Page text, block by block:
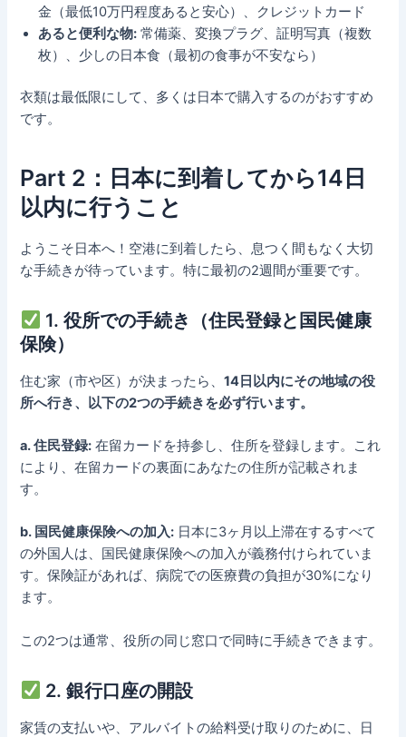
金（最低10万円程度あると安心）、クレジットカード
あると便利な物: 常備薬、変換プラグ、証明写真（複数
枚）、少しの日本食（最初の食事が不安なら）
衣類は最低限にして、多くは日本で購入するのがおすすめ
です。
Part 2：日本に到着してから14日
以内に行うこと
ようこそ日本へ！空港に到着したら、息つく間もなく大切
な手続きが待っています。特に最初の2週間が重要です。
1. 役所での手続き（住民登録と国民健康
保険）
住む家（市や区）が決まったら、14日以内にその地域の役
所へ行き、以下の2つの手続きを必ず行います。
a. 住民登録: 在留カードを持参し、住所を登録します。これ
により、在留カードの裏面にあなたの住所が記載されま
す。
b. 国民健康保険への加入: 日本に3ヶ月以上滞在するすべて
の外国人は、国民健康保険への加入が義務付けられていま
す。保険証があれば、病院での医療費の負担が30%になり
ます。
この2つは通常、役所の同じ窓口で同時に手続きできます。
2. 銀行口座の開設
家賃の支払いや、アルバイトの給料受け取りのために、日